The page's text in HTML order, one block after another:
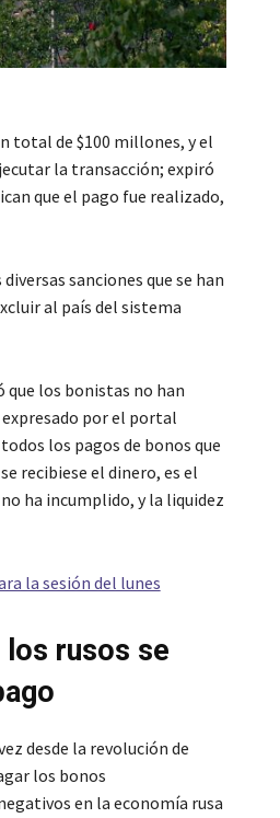
total de $100 millones, y el
la transacción; expiró
que el pago fue realizado,
sanciones que se han
al país del sistema
que los bonistas no han
por el portal
los pagos de bonos que
recibiese el dinero, es el
ha incumplido, y la liquidez
la sesión del lunes
los rusos se
desde la revolución de
los bonos
en la economía rusa